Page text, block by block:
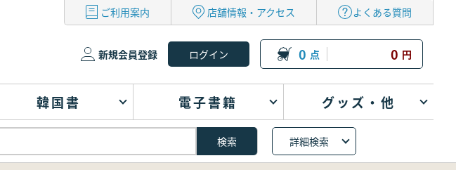
ご利用案内 店舗情報・アクセス よくある質問
新規会員登録 0 点 0 円
韓国書 電子書籍 グッズ・他
詳細検索